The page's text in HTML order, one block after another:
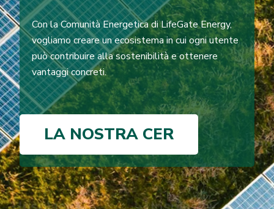
Con la Comunità Energetica di LifeGate Energy,
vogliamo creare un ecosistema in cui ogni utente
può contribuire alla sostenibilità e ottenere
vantaggi concreti.
LA NOSTRA CER